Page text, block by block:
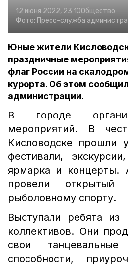
12 июня 2022, 23:10Общество
Фото: Пресс-служба
Юные жители
праздничные
флаг России на
курорта. Об этом
администрации.
В городе
мероприятий. В
Кисловодске прошли
фестивали,
ярмарка и концерты.
провели открытый
рыболовному спорту.
Выступали ребята из
коллективов. Они
свои
способности,